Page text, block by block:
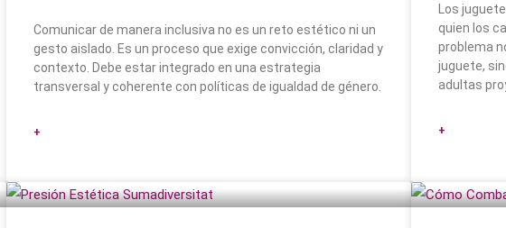
Comunicar de manera inclusiva no es un reto estético ni un
gesto aislado. Es un proceso que exige convicción, claridad y
contexto. Debe estar integrado en una estrategia
transversal y coherente con políticas de igualdad de género.
+
Los
quien los
problema
juguete,
adultas
+